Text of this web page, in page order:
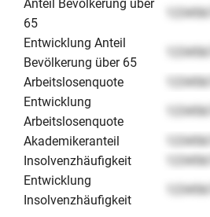
Anteil Bevölkerung über
65
Entwicklung Anteil
Bevölkerung über 65
Arbeitslosenquote
Entwicklung
Arbeitslosenquote
Akademikeranteil
Insolvenzhäufigkeit
Entwicklung
Insolvenzhäufigkeit